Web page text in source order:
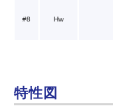
#8 Hw
特性図